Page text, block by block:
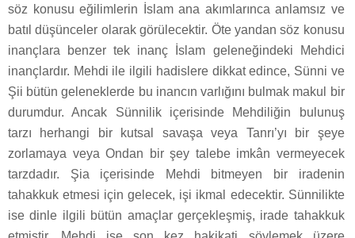
söz konusu eğilimlerin İslam ana akımlarınca anlamsız ve
batıl düşünceler olarak görülecektir. Öte yandan söz konusu
inançlara benzer tek inanç İslam geleneğindeki Mehdici
inançlardır. Mehdi ile ilgili hadislere dikkat edince, Sünni ve
Şii bütün geleneklerde bu inancın varlığını bulmak makul bir
durumdur. Ancak Sünnilik içerisinde Mehdiliğin bulunuş
tarzı herhangi bir kutsal savaşa veya Tanrı’yı bir şeye
zorlamaya veya Ondan bir şey talebe imkân vermeyecek
tarzdadır. Şia içerisinde Mehdi bitmeyen bir iradenin
tahakkuk etmesi için gelecek, işi ikmal edecektir. Sünnilikte
ise dinle ilgili bütün amaçlar gerçekleşmiş, irade tahakkuk